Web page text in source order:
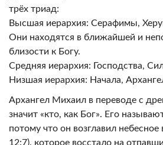
трёх триад:
Высшая иерархия: Серафимы,
Они находятся в ближайшей и
близости к Богу.
Средняя иерархия: Господства,
Низшая иерархия: Начала,
Архангел Михаил в переводе с
значит «кто, как Бог». Его
потому что он возглавил небесное
12:7), которое восстало на